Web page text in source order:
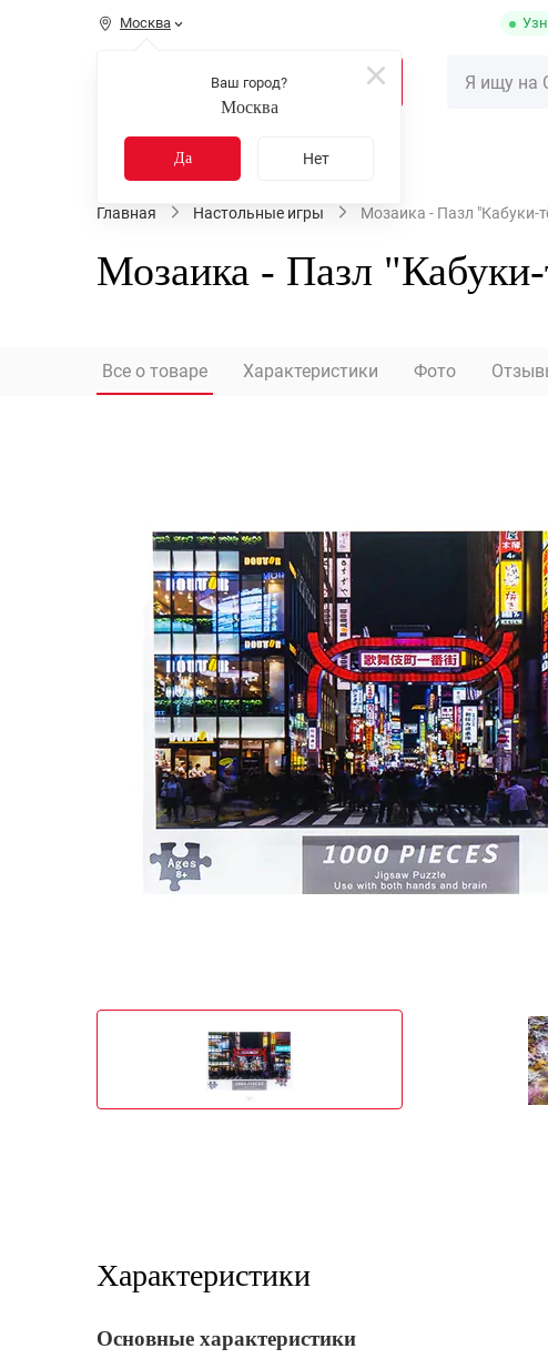
Москва
Ваш город?
Москва
Да Нет
КАТАЛОГ
Распродажа
Главная Настольные игры Мозаика - Пазл "Кабуки-
Мозаика - Пазл
Все о товаре Характеристики Фото
Характеристики
Основные характеристики